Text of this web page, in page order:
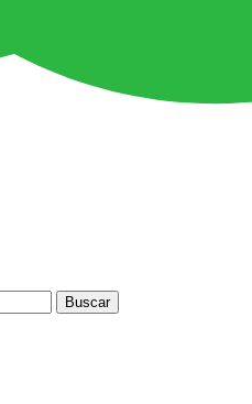
Buscar